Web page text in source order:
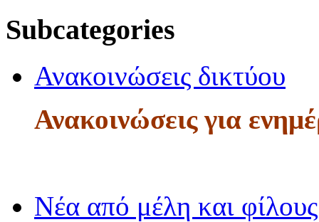
Subcategories
Ανακοινώσεις δικτύου
Ανακοινώσεις για
Νέα από μέλη και φίλους